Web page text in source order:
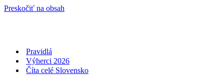
Preskočiť na obsah
Pravidlá
Výherci 2026
Číta celé Slovensko